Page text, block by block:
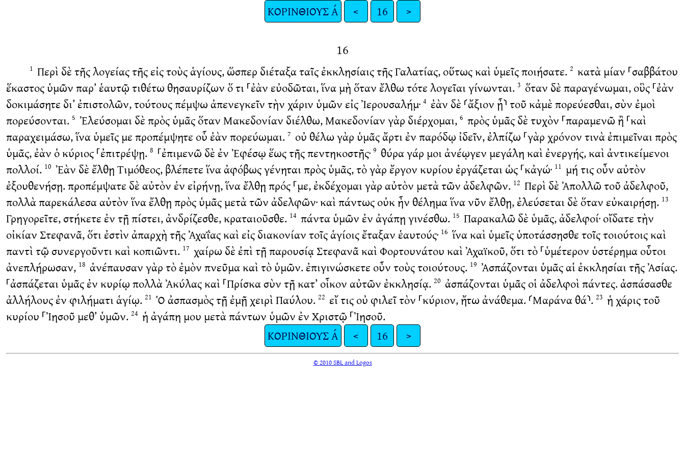
ΚΟΡΙΝΘΙΟΥΣ Α΄ < 16 >
16
1 Περὶ δὲ τῆς λογείας τῆς εἰς τοὺς ἁγίους, ὥσπερ διέταξα ταῖς ἐκκλησίαις τῆς Γαλατίας, οὕτως καὶ ὑμεῖς ποιήσατε. 2 κατὰ μίαν ⸀σαββάτου
ἕκαστος ὑμῶν παρ’ ἑαυτῷ τιθέτω θησαυρίζων ὅ τι ⸀ἐὰν εὐοδῶται, ἵνα μὴ ὅταν ἔλθω τότε λογεῖαι γίνωνται. 3 ὅταν δὲ παραγένωμαι, οὓς ⸀ἐὰν
δοκιμάσητε δι’ ἐπιστολῶν, τούτους πέμψω ἀπενεγκεῖν τὴν χάριν ὑμῶν εἰς Ἰερουσαλήμ· 4 ἐὰν δὲ ⸂ἄξιον ᾖ⸃ τοῦ κἀμὲ πορεύεσθαι, σὺν ἐμοὶ
πορεύσονται. 5 Ἐλεύσομαι δὲ πρὸς ὑμᾶς ὅταν Μακεδονίαν διέλθω, Μακεδονίαν γὰρ διέρχομαι, 6 πρὸς ὑμᾶς δὲ τυχὸν ⸀παραμενῶ ἢ ⸀καὶ
παραχειμάσω, ἵνα ὑμεῖς με προπέμψητε οὗ ἐὰν πορεύωμαι. 7 οὐ θέλω γὰρ ὑμᾶς ἄρτι ἐν παρόδῳ ἰδεῖν, ἐλπίζω ⸀γὰρ χρόνον τινὰ ἐπιμεῖναι πρὸς
ὑμᾶς, ἐὰν ὁ κύριος ⸀ἐπιτρέψῃ. 8 ⸀ἐπιμενῶ δὲ ἐν Ἐφέσῳ ἕως τῆς πεντηκοστῆς· 9 θύρα γάρ μοι ἀνέῳγεν μεγάλη καὶ ἐνεργής, καὶ ἀντικείμενοι
πολλοί. 10 Ἐὰν δὲ ἔλθῃ Τιμόθεος, βλέπετε ἵνα ἀφόβως γένηται πρὸς ὑμᾶς, τὸ γὰρ ἔργον κυρίου ἐργάζεται ὡς ⸀κἀγώ· 11 μή τις οὖν αὐτὸν
ἐξουθενήσῃ. προπέμψατε δὲ αὐτὸν ἐν εἰρήνῃ, ἵνα ἔλθῃ πρός ⸀με, ἐκδέχομαι γὰρ αὐτὸν μετὰ τῶν ἀδελφῶν. 12 Περὶ δὲ Ἀπολλῶ τοῦ ἀδελφοῦ,
πολλὰ παρεκάλεσα αὐτὸν ἵνα ἔλθῃ πρὸς ὑμᾶς μετὰ τῶν ἀδελφῶν· καὶ πάντως οὐκ ἦν θέλημα ἵνα νῦν ἔλθῃ, ἐλεύσεται δὲ ὅταν εὐκαιρήσῃ. 13
Γρηγορεῖτε, στήκετε ἐν τῇ πίστει, ἀνδρίζεσθε, κραταιοῦσθε. 14 πάντα ὑμῶν ἐν ἀγάπῃ γινέσθω. 15 Παρακαλῶ δὲ ὑμᾶς, ἀδελφοί· οἴδατε τὴν
οἰκίαν Στεφανᾶ, ὅτι ἐστὶν ἀπαρχὴ τῆς Ἀχαΐας καὶ εἰς διακονίαν τοῖς ἁγίοις ἔταξαν ἑαυτούς· 16 ἵνα καὶ ὑμεῖς ὑποτάσσησθε τοῖς τοιούτοις καὶ
παντὶ τῷ συνεργοῦντι καὶ κοπιῶντι. 17 χαίρω δὲ ἐπὶ τῇ παρουσίᾳ Στεφανᾶ καὶ Φορτουνάτου καὶ Ἀχαϊκοῦ, ὅτι τὸ ⸀ὑμέτερον ὑστέρημα οὗτοι
ἀνεπλήρωσαν, 18 ἀνέπαυσαν γὰρ τὸ ἐμὸν πνεῦμα καὶ τὸ ὑμῶν. ἐπιγινώσκετε οὖν τοὺς τοιούτους. 19 Ἀσπάζονται ὑμᾶς αἱ ἐκκλησίαι τῆς Ἀσίας.
⸀ἀσπάζεται ὑμᾶς ἐν κυρίῳ πολλὰ Ἀκύλας καὶ ⸀Πρίσκα σὺν τῇ κατ’ οἶκον αὐτῶν ἐκκλησίᾳ. 20 ἀσπάζονται ὑμᾶς οἱ ἀδελφοὶ πάντες. ἀσπάσασθε
ἀλλήλους ἐν φιλήματι ἁγίῳ. 21 Ὁ ἀσπασμὸς τῇ ἐμῇ χειρὶ Παύλου. 22 εἴ τις οὐ φιλεῖ τὸν ⸀κύριον, ἤτω ἀνάθεμα. ⸂Μαράνα θά⸃. 23 ἡ χάρις τοῦ
κυρίου ⸀Ἰησοῦ μεθ’ ὑμῶν. 24 ἡ ἀγάπη μου μετὰ πάντων ὑμῶν ἐν Χριστῷ ⸀Ἰησοῦ.
ΚΟΡΙΝΘΙΟΥΣ Α΄
< 16 >
© 2010 SBL and Logos